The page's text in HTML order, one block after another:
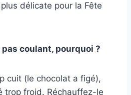
délicate pour la Fête
coulant, pourquoi ?
cuit (le chocolat a figé),
trop froid. Réchauffez-le